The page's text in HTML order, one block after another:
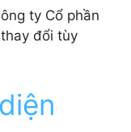
ty Cổ phần
đổi tùy